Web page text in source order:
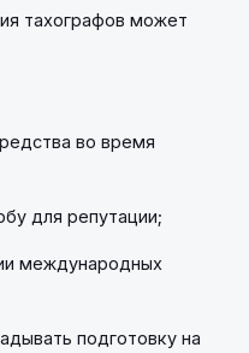
тахографов может
во время
для репутации;
международных
подготовку на